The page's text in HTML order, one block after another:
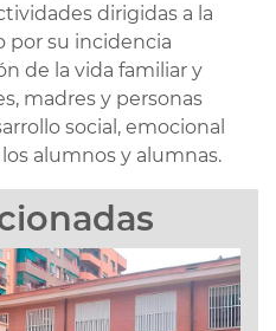
dirigidas a la
por su incidencia
de la vida familiar y
madres y personas
social, emocional
alumnos y alumnas.